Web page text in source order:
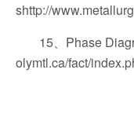
shttp://
15、Phase
olymtl.ca/fact/